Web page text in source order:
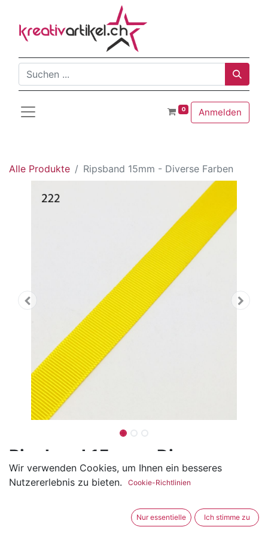
0 Anmelden
Alle Produkte Ripsband 15mm - Diverse Farben
Ripsband 15mm - Diverse
Farben
Das Ripsband ist 15mm und aus 100% Polyester
Wir verwenden Cookies, um Ihnen ein besseres
Nutzererlebnis zu bieten.
Cookie-Richtlinien
Nur essentielle Ich stimme zu